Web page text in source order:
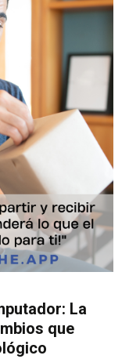
La
que